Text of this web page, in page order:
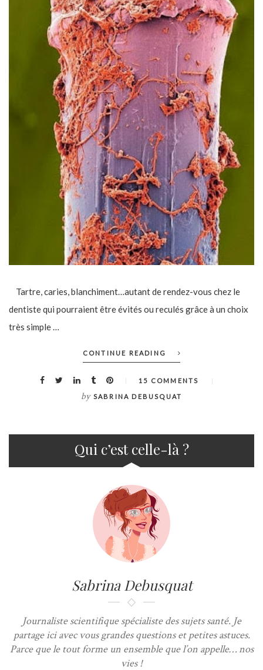
Tartre, caries, blanchiment…autant de rendez-vous chez le
dentiste qui pourraient être évités ou reculés grâce à un choix
très simple …
CONTINUE READING
15 COMMENTS
by SABRINA DEBUSQUAT
Qui c’est celle-là ?
Sabrina Debusquat
Journaliste scientifique spécialiste des sujets santé. Je
partage ici avec vous grandes questions et petites astuces.
Parce que le tout forme un ensemble que l’on appelle… nos
vies !